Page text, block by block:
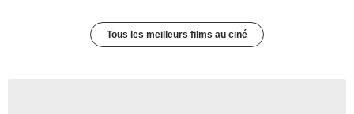
Tous les meilleurs films au ciné